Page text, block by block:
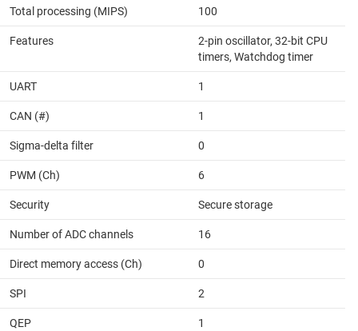
Total processing (MIPS) 100
Features
2-pin oscillator, 32-bit CPU
timers, Watchdog timer
UART 1
CAN (#) 1
Sigma-delta filter 0
PWM (Ch) 6
Security Secure storage
Number of ADC channels 16
Direct memory access (Ch) 0
SPI 2
QEP 1